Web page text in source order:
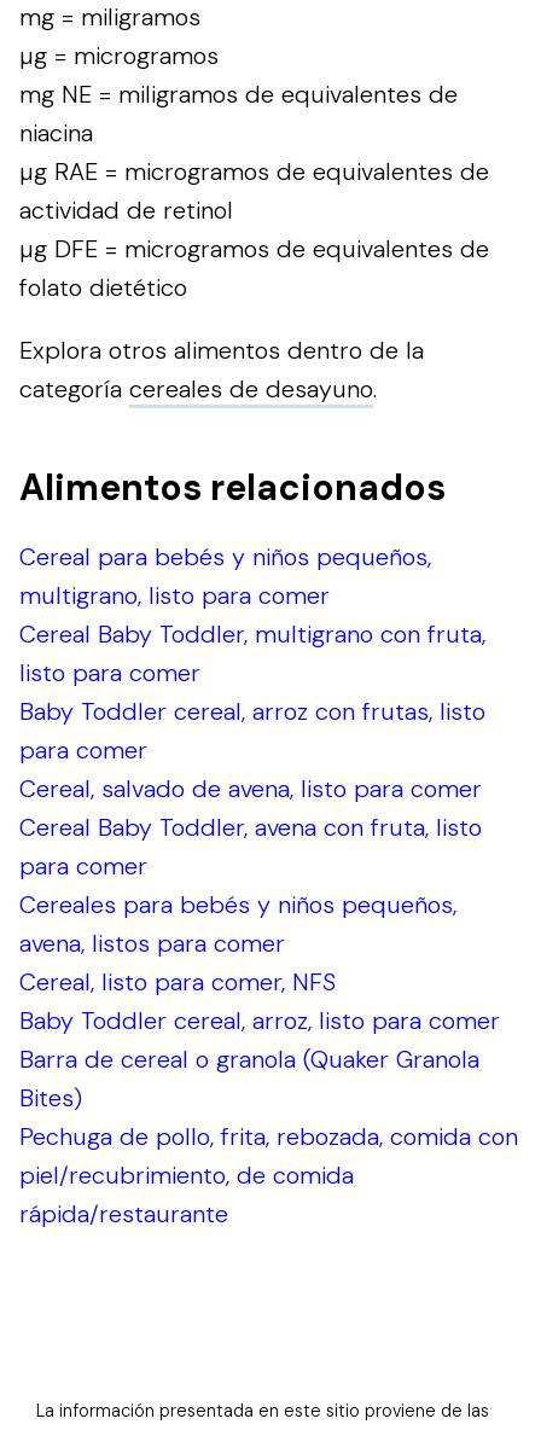
mg = miligramos
µg = microgramos
mg NE = miligramos de equivalentes de
niacina
µg RAE = microgramos de equivalentes de
actividad de retinol
µg DFE = microgramos de equivalentes de
folato dietético
Explora otros alimentos dentro de la
categoría cereales de desayuno.
Alimentos relacionados
Cereal para bebés y niños pequeños,
multigrano, listo para comer
Cereal Baby Toddler, multigrano con fruta,
listo para comer
Baby Toddler cereal, arroz con frutas, listo
para comer
Cereal, salvado de avena, listo para comer
Cereal Baby Toddler, avena con fruta, listo
para comer
Cereales para bebés y niños pequeños,
avena, listos para comer
Cereal, listo para comer, NFS
Baby Toddler cereal, arroz, listo para comer
Barra de cereal o granola (Quaker Granola
Bites)
Pechuga de pollo, frita, rebozada, comida con
piel/recubrimiento, de comida
rápida/restaurante
La información presentada en este sitio proviene de las